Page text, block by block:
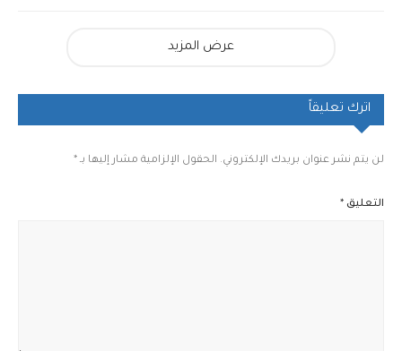
عرض المزيد
اترك تعليقاً
لن يتم نشر عنوان بريدك الإلكتروني. الحقول الإلزامية مشار إليها بـ *
التعليق *